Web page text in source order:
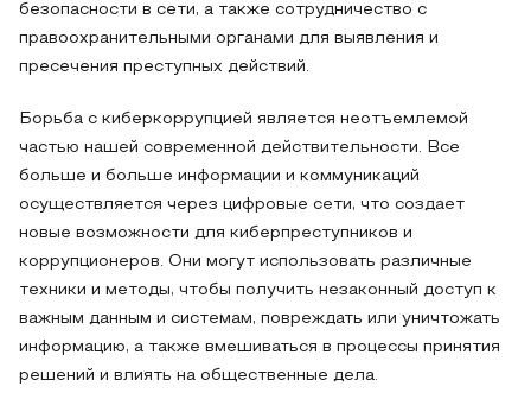
безопасности в сети, а также сотрудничество с
правоохранительными органами для выявления и
пресечения преступных действий.
Борьба с киберкоррупцией является неотъемлемой
частью нашей современной действительности. Все
больше и больше информации и коммуникаций
осуществляется через цифровые сети, что создает
новые возможности для киберпреступников и
коррупционеров. Они могут использовать различные
техники и методы, чтобы получить незаконный доступ к
важным данным и системам, повреждать или уничтожать
информацию, а также вмешиваться в процессы принятия
решений и влиять на общественные дела.